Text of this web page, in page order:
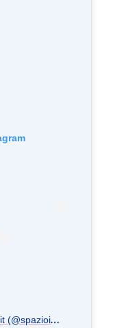
U
n post condiviso da SpazioInter.it (@spaziointer.it)